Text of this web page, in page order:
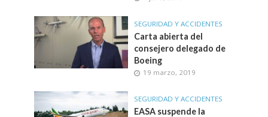
SEGURIDAD Y ACCIDENTES
Carta abierta del
consejero delegado de
Boeing
19 marzo, 2019
SEGURIDAD Y ACCIDENTES
EASA suspende la